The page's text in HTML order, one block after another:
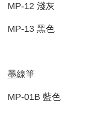
MP-12 淺灰
MP-13 黑色
墨線筆
MP-01B 藍色